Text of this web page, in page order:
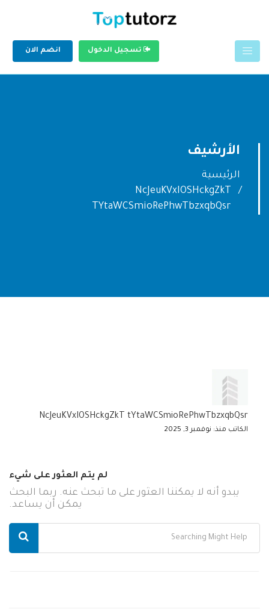
تسجيل الدخول انضم الان
الأرشيف
الرئيسية
NcJeuKVxIOSHckgZkT
TYtaWCSmioRePhwTbzxqbQsr
NcJeuKVxIOSHckgZkT tYtaWCSmioRePhwTbzxqbQsr
الكاتب منذ: نوفمبر 3, 2025
لم يتم العثور على شيء
يبدو أنه لا يمكننا العثور على ما تبحث عنه. ربما البحث
يمكن أن يساعد.